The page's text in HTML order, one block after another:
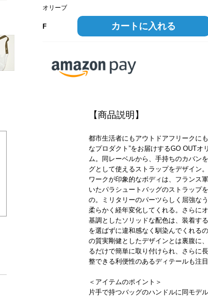
オリーブ
F カートに入れる
【商品説明】
都市生活者にもアウトドアフリークに
なプロダクト”をお届けするGO OUTオ
ム。同レーベルから、手持ちのカバン
グとして使えるストラップをデザイン
ワークが印象的なボディは、フランス
いたパラシュートバッグのストラップ
の。ミリタリーのパーツらしく屈強な
柔らかく経年変化してくれる。さらに
基調としたソリッドな配色は、装着す
を選ばずに違和感なく馴染んでくれる
の質実剛健としたデザインとは裏腹に
るだけで簡単に取り付けられ、さらに
整できる利便性のあるディテールも注目
＜アイテムのポイント＞
片手で持つバッグのハンドルに同モデ